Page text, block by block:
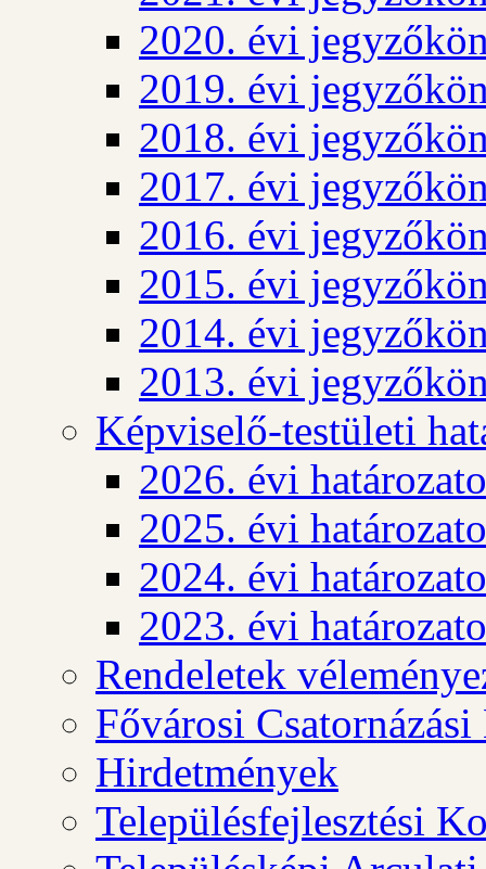
2020. évi
2019. évi
2018. évi
2017. évi
2016. évi
2015. évi
2014. évi
2013. évi
Képviselő-testületi
2026. évi
2025. évi
2024. évi
2023. évi
Rendeletek
Fővárosi
Hirdetmények
Településfejlesztési